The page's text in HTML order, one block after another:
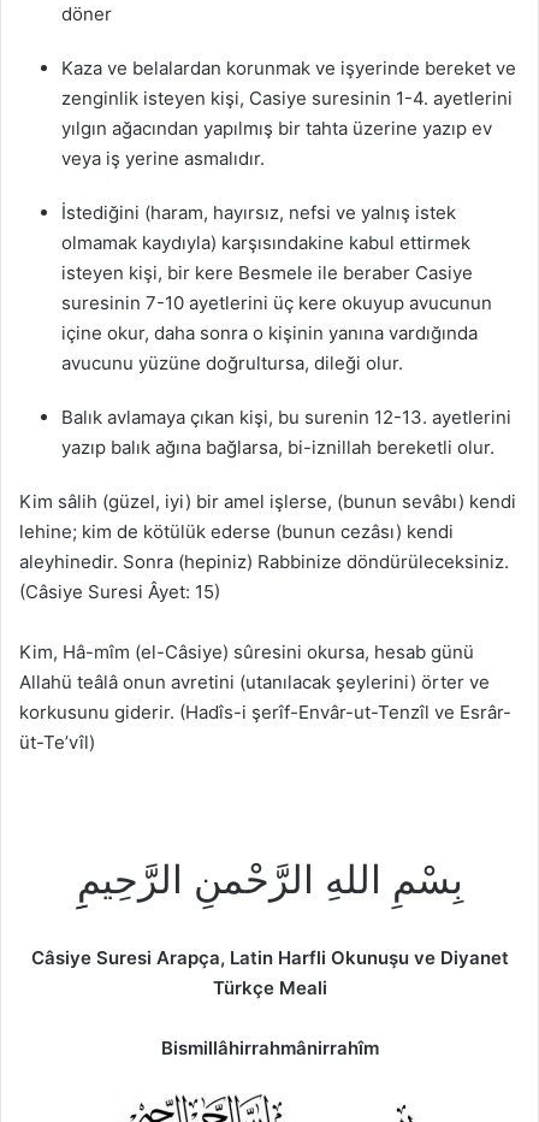
döner
Kaza ve belalardan korunmak ve işyerinde bereket ve
zenginlik isteyen kişi, Casiye suresinin 1-4. ayetlerini
yılgın ağacından yapılmış bir tahta üzerine yazıp ev
veya iş yerine asmalıdır.
İstediğini (haram, hayırsız, nefsi ve yalnış istek
olmamak kaydıyla) karşısındakine kabul ettirmek
isteyen kişi, bir kere Besmele ile beraber Casiye
suresinin 7-10 ayetlerini üç kere okuyup avucunun
içine okur, daha sonra o kişinin yanına vardığında
avucunu yüzüne doğrultursa, dileği olur.
Balık avlamaya çıkan kişi, bu surenin 12-13. ayetlerini
yazıp balık ağına bağlarsa, bi-iznillah bereketli olur.
Kim sâlih (güzel, iyi) bir amel işlerse, (bunun sevâbı) kendi
lehine; kim de kötülük ederse (bunun cezâsı) kendi
aleyhinedir. Sonra (hepiniz) Rabbinize döndürüleceksiniz.
(Câsiye Suresi Âyet: 15)
Kim, Hâ-mîm (el-Câsiye) sûresini okursa, hesab günü
Allahü teâlâ onun avretini (utanılacak şeylerini) örter ve
korkusunu giderir. (Hadîs-i şerîf-Envâr-ut-Tenzîl ve Esrâr-
üt-Te’vîl)
بِسْمِ اللهِ الرَّحْمنِ الرَّحِيمِِ
Câsiye Suresi Arapça, Latin Harfli Okunuşu ve Diyanet
Türkçe Meali
Bismillâhirrahmânirrahîm